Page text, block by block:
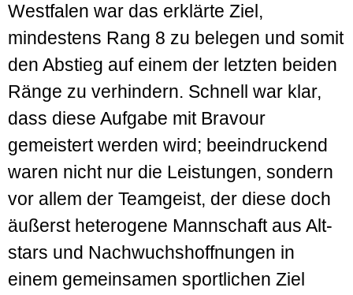
West­falen war das erklärte Ziel,
mindestens Rang 8 zu belegen und somit
den Abstieg auf einem der letzten beiden
Ränge zu verhindern. Schnell war klar,
dass diese Aufgabe mit Bravour
gemeistert werden wird; beein­druckend
waren nicht nur die Leistungen, sondern
vor allem der Team­geist, der diese doch
äußerst heterogene Mann­schaft aus Alt­
stars und Nachwuchs­hoffnungen in
einem gemeinsamen sportlichen Ziel